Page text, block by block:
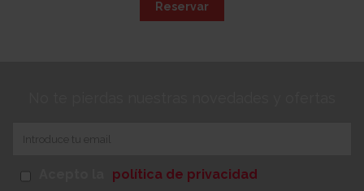
Reservar
política de privacidad